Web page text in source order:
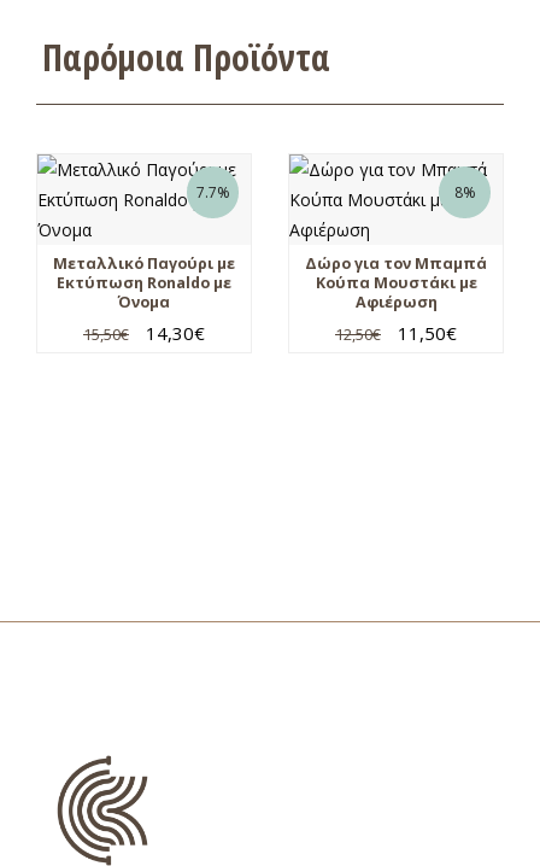
Παρόμοια Προϊόντα
7.7%
Μεταλλικό Παγούρι με
Εκτύπωση Ronaldo με
Όνομα
15,50€ 14,30€
8%
Δώρο για τον Μπαμπά
Κούπα Μουστάκι με
Αφιέρωση
12,50€ 11,50€